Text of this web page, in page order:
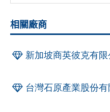
相關廠商
新加坡商英彼克有
台灣石原產業股份有